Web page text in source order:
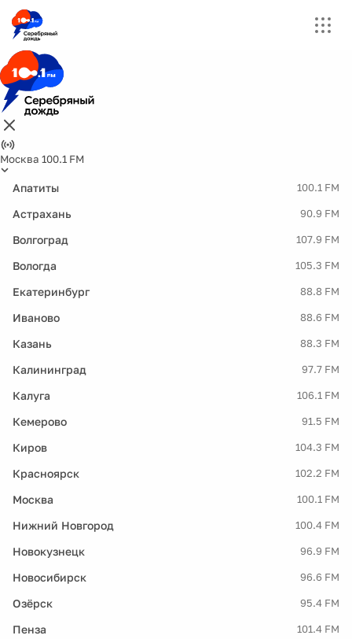
Москва 100.1 FM
Апатиты 100.1 FM
Астрахань 90.9 FM
Волгоград 107.9 FM
Вологда 105.3 FM
Екатеринбург 88.8 FM
Иваново 88.6 FM
Казань 88.3 FM
Калининград 97.7 FM
Калуга 106.1 FM
Кемерово 91.5 FM
Киров 104.3 FM
Красноярск 102.2 FM
Москва 100.1 FM
Нижний Новгород 100.4 FM
Новокузнецк 96.9 FM
Новосибирск 96.6 FM
Озёрск 95.4 FM
Пенза 101.4 FM